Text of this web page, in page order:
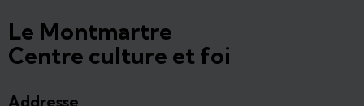
Le Montmartre
Centre culture et foi